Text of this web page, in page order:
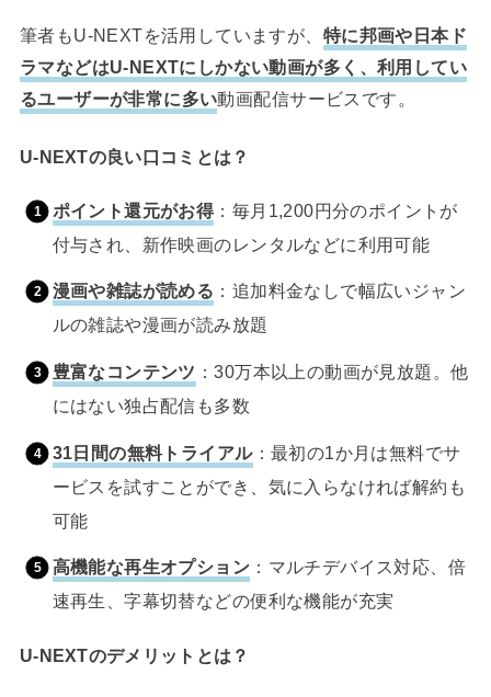
筆者もU-NEXTを活用していますが、 特に邦画や日本ド
ラマなどはU-NEXTにしかない動画が多く、利用してい
るユーザーが非常に多い動画配信サービスです。
U-NEXTの良い口コミとは？
ポイント還元がお得：毎月1,200円分のポイントが
付与され、新作映画のレンタルなどに利用可能
漫画や雑誌が読める ：追加料金なしで幅広いジャン
ルの雑誌や漫画が読み放題
豊富なコンテンツ ：30万本以上の動画が見放題。他
にはない独占配信も多数
31日間の無料トライアル：最初の1か月は無料でサ
ービスを試すことができ、気に入らなければ解約も
可能
高機能な再生オプション ：マルチデバイス対応、倍
速再生、字幕切替などの便利な機能が充実
U-NEXTのデメリットとは？